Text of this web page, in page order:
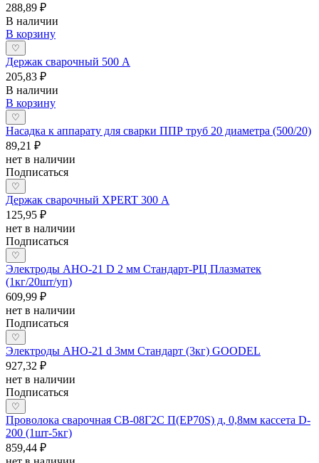
288,89 ₽
В наличии
В корзину
♡
Держак сварочный 500 А
205,83 ₽
В наличии
В корзину
♡
Насадка к аппарату для сварки ППР труб 20 диаметра (500/20)
89,21 ₽
нет в наличии
Подписаться
♡
Держак сварочный XPERT 300 А
125,95 ₽
нет в наличии
Подписаться
♡
Электроды АНО-21 D 2 мм Стандарт-РЦ Плазматек
(1кг/20шт/уп)
609,99 ₽
нет в наличии
Подписаться
♡
Электроды АНО-21 d 3мм Стандарт (3кг) GOODEL
927,32 ₽
нет в наличии
Подписаться
♡
Проволока сварочная СВ-08Г2С П(EP70S) д, 0,8мм кассета D-
200 (1шт-5кг)
859,44 ₽